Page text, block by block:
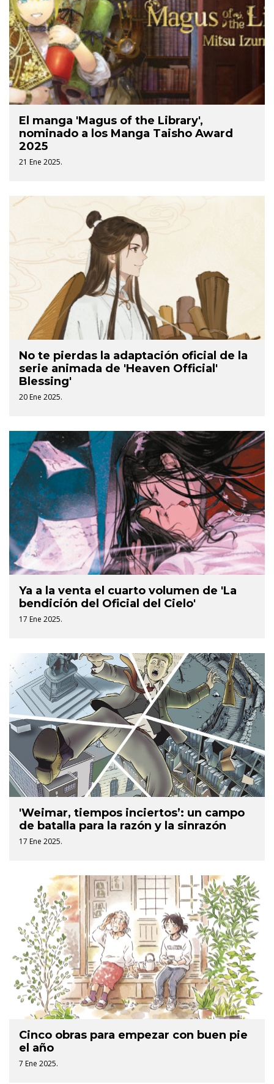
El manga 'Magus of the Library',
nominado a los Manga Taisho Award
2025
21 Ene 2025.
No te pierdas la adaptación oficial de la
serie animada de 'Heaven Official'
Blessing'
20 Ene 2025.
Ya a la venta el cuarto volumen de 'La
bendición del Oficial del Cielo'
17 Ene 2025.
'Weimar, tiempos inciertos’: un campo
de batalla para la razón y la sinrazón
17 Ene 2025.
Cinco obras para empezar con buen pie
el año
7 Ene 2025.